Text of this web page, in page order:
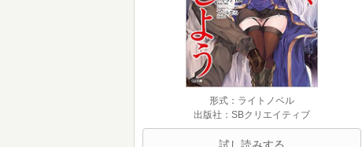
形式：ライトノベル
出版社：SBクリエイティブ